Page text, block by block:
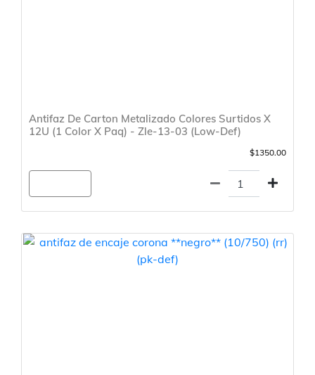
Antifaz De Carton Metalizado Colores Surtidos X
12U (1 Color X Paq) - Zle-13-03 (Low-Def)
$1350.00